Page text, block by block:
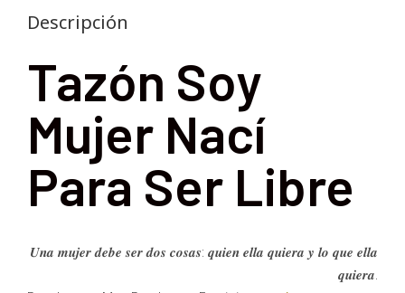
Descripción
Tazón Soy
Mujer Nací
Para Ser Libre
𝑼𝒏𝒂 𝒎𝒖𝒋𝒆𝒓 𝒅𝒆𝒃𝒆 𝒔𝒆𝒓 𝒅𝒐𝒔 𝒄𝒐𝒔𝒂𝒔: 𝒒𝒖𝒊𝒆𝒏 𝒆𝒍𝒍𝒂 𝒒𝒖𝒊𝒆𝒓𝒂 𝒚 𝒍𝒐 𝒒𝒖𝒆 𝒆𝒍𝒍𝒂
𝒒𝒖𝒊𝒆𝒓𝒂.